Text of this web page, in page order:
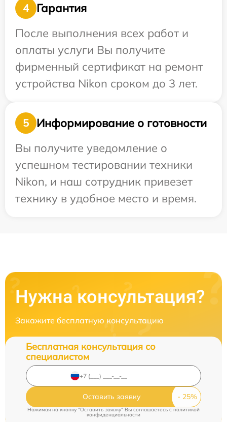
4
Гарантия
После выполнения всех работ и
оплаты услуги Вы получите
фирменный сертификат на ремонт
устройства Nikon сроком до 3 лет.
5
Информирование о готовности
Вы получите уведомление о
успешном тестировании техники
Nikon, и наш сотрудник привезет
технику в удобное место и время.
Нужна консультация?
Закажите бесплатную консультацию
Бесплатная консультация со
специалистом
Оставить заявку
Нажимая на кнопку "Оставить заявку" Вы соглашаетесь cполитикой
конфиденциальности